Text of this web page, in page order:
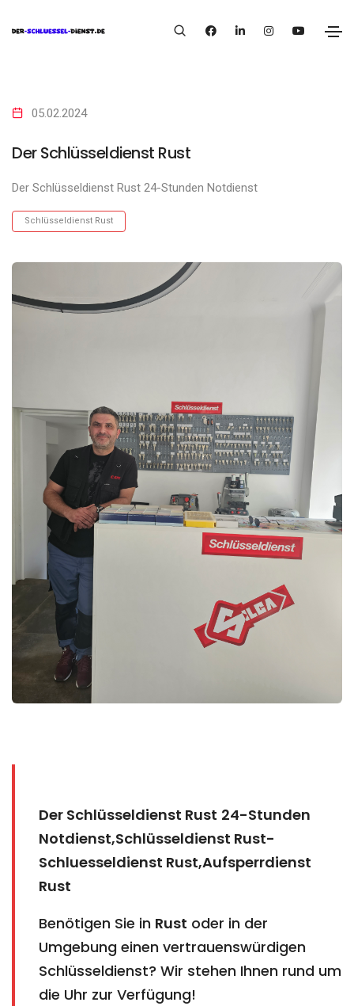
05.02.2024
Der Schlüsseldienst Rust
Der Schlüsseldienst Rust 24-Stunden Notdienst
Schlüsseldienst Rust
Der Schlüsseldienst Rust 24-Stunden
Notdienst,Schlüsseldienst Rust-
Schluesseldienst Rust,Aufsperrdienst
Rust
Benötigen Sie in Rust oder in der
Umgebung einen vertrauenswürdigen
Schlüsseldienst? Wir stehen Ihnen rund um
die Uhr zur Verfügung!